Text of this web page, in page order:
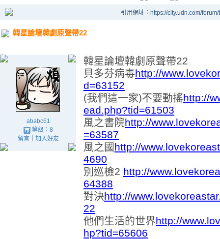
引用網址：https://city.udn.com/
韓星論壇韓劇原聲帶22
ababc61
等級：8
留言｜ 加入好友
韓星論壇韓劇原聲帶22
貝多芬病毒http://
d=63152
(我們這一家)不要動搖http://
ead.php?tid=61503
風之書院http://
=63587
風之國http://
4690
別巡檢2 http://
64388
對決http://
22
他們生活的世界http://
hp?tid=65606